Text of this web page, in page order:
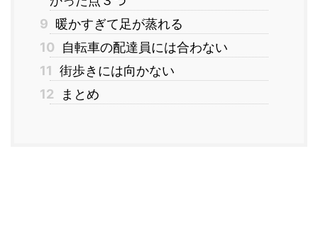
9 暖かすぎて足が蒸れる
10
自転車の配達員には合わない
11 街歩きには向かない
12
まとめ